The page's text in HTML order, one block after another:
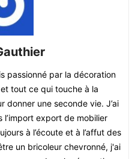
passionné par la décoration
tout ce qui touche à la
donner une seconde vie. J’ai
l’import export de mobilier
à l’écoute et à l’affut des
un bricoleur chevronné, j'ai